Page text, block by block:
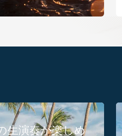
生演奏が楽しめ